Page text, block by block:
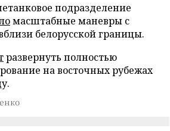
подразделение
масштабные маневры с
белорусской границы.
развернуть полностью
на восточных рубежах